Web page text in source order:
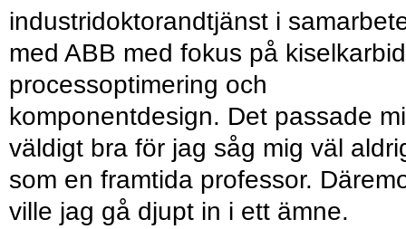
industridoktorandtjänst i
med ABB med fokus på
processoptimering och
komponentdesign. Det passade
väldigt bra för jag såg mig väl
som en framtida professor.
ville jag gå djupt in i ett ämne.